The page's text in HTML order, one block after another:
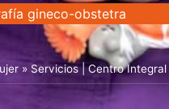
gineco-obstetra
» Servicios | Centro